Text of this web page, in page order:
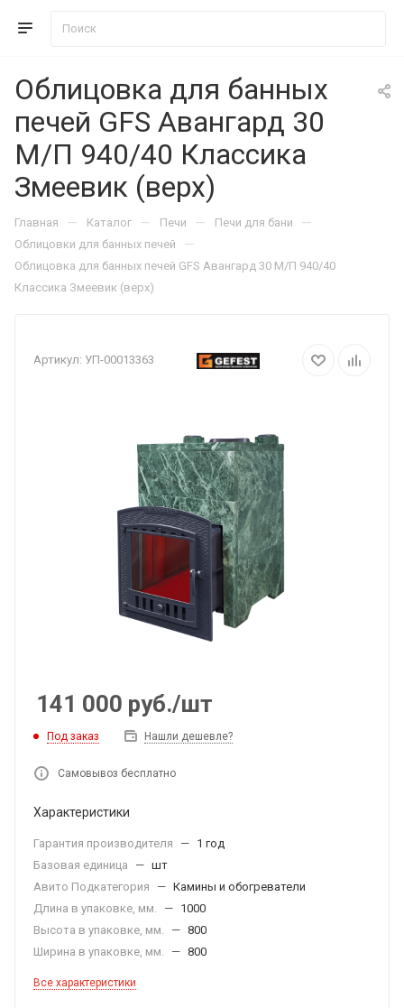
Облицовка для банных
печей GFS Авангард 30
М/П 940/40 Классика
Змеевик (верх)
Главная — Каталог — Печи — Печи для бани —
Облицовки для банных печей —
Облицовка для банных печей GFS Авангард 30 М/П 940/40
Классика Змеевик (верх)
Артикул: УП-00013363
141 000 руб./шт
Под заказ Нашли дешевле?
Самовывоз бесплатно
Характеристики
Гарантия производителя — 1 год
Базовая единица
— шт
Авито Подкатегория
— Камины и обогреватели
Длина в упаковке, мм.
— 1000
Высота в упаковке, мм.
— 800
Ширина в упаковке, мм.
— 800
Все характеристики